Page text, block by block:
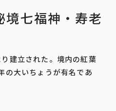
境七福神・寿老
建立された。境内の紅葉
の大いちょうが有名であ